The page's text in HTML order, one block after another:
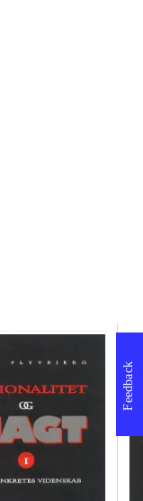
Feedback